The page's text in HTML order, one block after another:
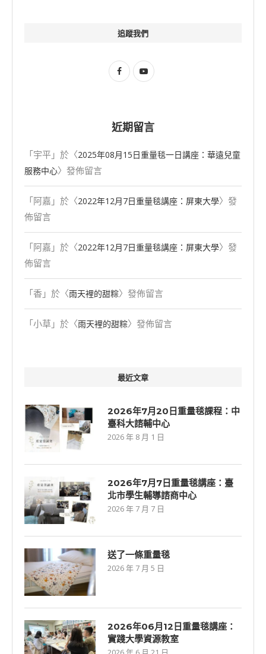
追蹤我們
近期留言
「宇平 」於〈2025年08⽉15⽇重量毯一日講座：華遠兒童
服務中心〉發佈留言
「阿嘉 」於〈2022年12月7日重量毯講座：屏東大學〉發
佈留言
「阿嘉 」於〈2022年12月7日重量毯講座：屏東大學〉發
佈留言
「香 」於〈雨天裡的甜粽〉發佈留言
「小草 」於〈雨天裡的甜粽〉發佈留言
最近文章
2026年7月20日重量毯課程：中
臺科大諮輔中心
2026 年 8 月 1 日
2026年7⽉7⽇重量毯講座：臺
北市學生輔導諮商中心
2026 年 7 月 7 日
送了一條重量毯
2026 年 7 月 5 日
2026年06⽉12⽇重量毯講座：
實踐大學資源教室